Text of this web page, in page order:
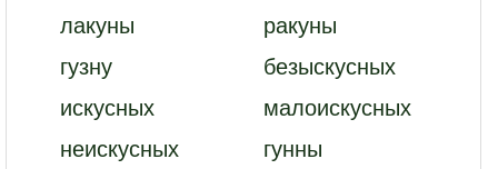
лакуны
ракуны
гузну
безыскусных
искусных
малоискусных
неискусных
гунны